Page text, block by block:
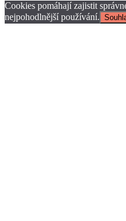
Cookies pomáhají zajistit
nejpohodlnější používání.